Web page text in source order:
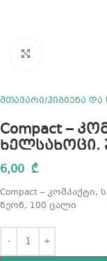
მთავარი ჰიგიენა და
Compact –
100 ცალი
6,00 ₾
Compact –
ნეონ, 100 ცალი